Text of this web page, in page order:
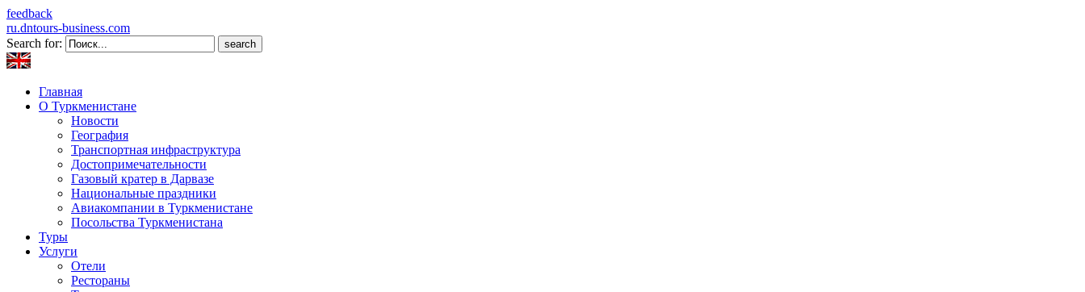
feedback
ru.dntours-business.com
Search for:
Главная
О Туркменистане
Новости
География
Транспортная инфраструктура
Достопримечательности
Газовый кратер в Дарвазе
Национальные праздники
Авиакомпании в Туркменистане
Посольства Туркменистана
Туры
Услуги
Отели
Рестораны